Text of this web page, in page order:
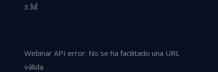
« Jul
Webinar API error: No se ha facilitado una URL
válida.